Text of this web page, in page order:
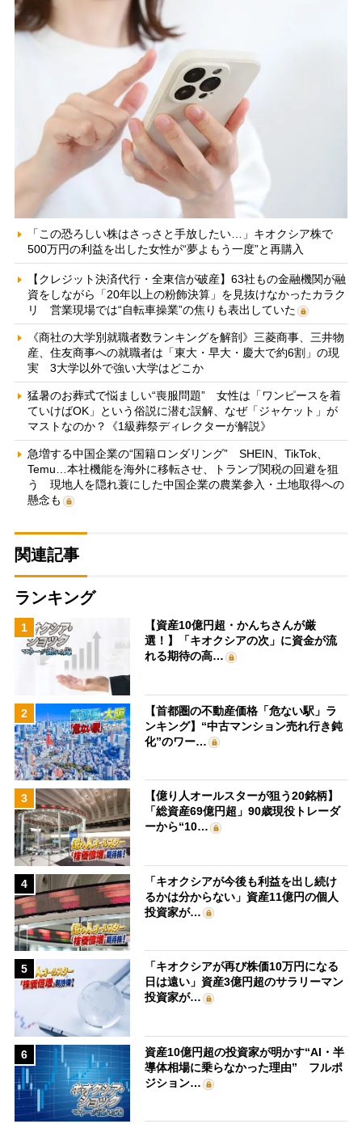
「この恐ろしい株はさっさと手放したい…」キオクシア株で
500万円の利益を出した女性が“夢よもう一度”と再購入
【クレジット決済代行・全東信が破産】63社もの金融機関が融
資をしながら「20年以上の粉飾決算」を見抜けなかったカラク
リ 営業現場では“自転車操業”の焦りも表出していた
《商社の大学別就職者数ランキングを解剖》三菱商事、三井物
産、住友商事への就職者は「東大・早大・慶大で約6割」の現
実 3大学以外で強い大学はどこか
猛暑のお葬式で悩ましい“喪服問題” 女性は「ワンピースを着
ていけばOK」という俗説に潜む誤解、なぜ「ジャケット」が
マストなのか？《1級葬祭ディレクターが解説》
急増する中国企業の“国籍ロンダリング” SHEIN、TikTok、
Temu…本社機能を海外に移転させ、トランプ関税の回避を狙
う 現地人を隠れ蓑にした中国企業の農業参入・土地取得への
懸念も
関連記事
ランキング
1
【資産10億円超・かんちさんが厳
選！】「キオクシアの次」に資金が流
れる期待の高…
2
【首都圏の不動産価格「危ない駅」ラ
ンキング】“中古マンション売れ行き鈍
化”のワー…
3
【億り人オールスターが狙う20銘柄】
「総資産69億円超」90歳現役トレーダ
ーから“10…
4
「キオクシアが今後も利益を出し続け
るかは分からない」資産11億円の個人
投資家が…
5
「キオクシアが再び株価10万円になる
日は遠い」資産3億円超のサラリーマン
投資家が…
6
資産10億円超の投資家が明かす“AI・半
導体相場に乗らなかった理由” フルポ
ジション…